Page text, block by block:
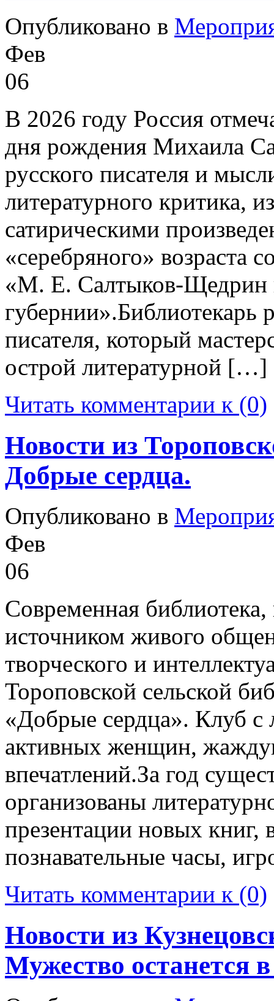
Опубликовано в
Фев
06
В 2026 году Россия
дня рождения Михаила
русского писателя и
литературного критика,
сатирическими
«серебряного» возраста
«М. Е. Салтыков-Щедрин
губернии».Библиотекарь
писателя, который
острой литературной […]
Читать комментарии к (0)
Новости из
Добрые сердца.
Опубликовано в
Фев
06
Современная библиотека,
источником живого
творческого и
Тороповской сельской
«Добрые сердца». Клуб с
активных женщин,
впечатлений.За год
организованы
презентации новых книг,
познавательные часы,
Читать комментарии к (0)
Новости из
Мужество останется